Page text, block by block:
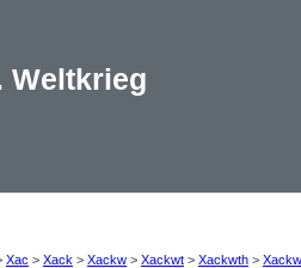
Weltkrieg
Xac > Xack > Xackw > Xackwt > Xackwth >